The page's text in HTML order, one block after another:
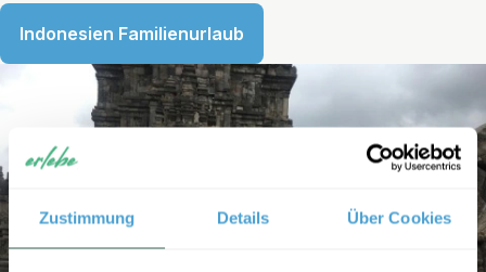
Zustimmung Details Über Cookies
Indonesien Familienurlaub